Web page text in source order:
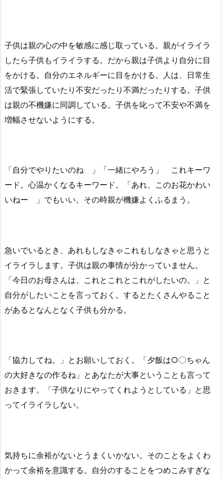
子供は親の心の中を敏感に感じ取っている。親がイライラ
したら子供もイライラする。だから親は子供より自分に目
をかける。自分のエネルギーに目をかける。人は、日常生
活で緊張していたり不安だったり不満だったりする。子供
は親の不機嫌に同調している。子供を叱って不安や不満を
増幅させないようにする。
「自分でやりたいのね 」「一緒にやろう」 これキーワ
ード。心温かくなるキーワード。「あれ、このお花かわい
いねー 」でもいい。その時親が機嫌よくふるまう。
急いでいるとき、あれもしなきゃこれもしなきゃと思うと
イライラします。子供は親の事情が分かっていません。
「今日のお母さんは、これとこれとこれがしたいの。」と
自分がしたいことを言っておく。するとたくさんやること
があるとなんとなく子供も分かる。
「協力してね。」とお願いしておく。「夕飯は○〇ちゃん
の大好きなの作るね」とあなたが大事ということも言って
おきます。「子供なりにやってくれようとしている」と思
ってイライラしない。
気持ちに余裕がないとうまくいかない。そのことをよくわ
かって余裕を意識する。自分のすることをつめこみすぎな